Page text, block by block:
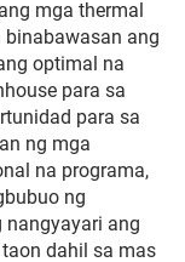
mga thermal
ang
optimal na
para sa
para sa
ng mga
na programa,
ng
nangyayari ang
dahil sa mas